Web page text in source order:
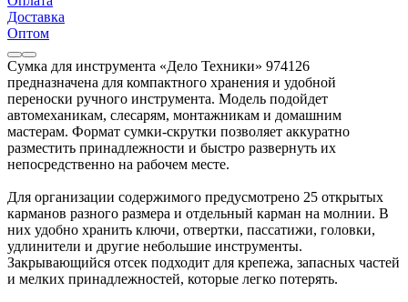
Доставка
Оптом
Сумка для инструмента «Дело Техники» 974126
предназначена для компактного хранения и удобной
переноски ручного инструмента. Модель подойдет
автомеханикам, слесарям, монтажникам и домашним
мастерам. Формат сумки-скрутки позволяет аккуратно
разместить принадлежности и быстро развернуть их
непосредственно на рабочем месте.
Для организации содержимого предусмотрено 25 открытых
карманов разного размера и отдельный карман на молнии. В
них удобно хранить ключи, отвертки, пассатижи, головки,
удлинители и другие небольшие инструменты.
Закрывающийся отсек подходит для крепежа, запасных частей
и мелких принадлежностей, которые легко потерять.